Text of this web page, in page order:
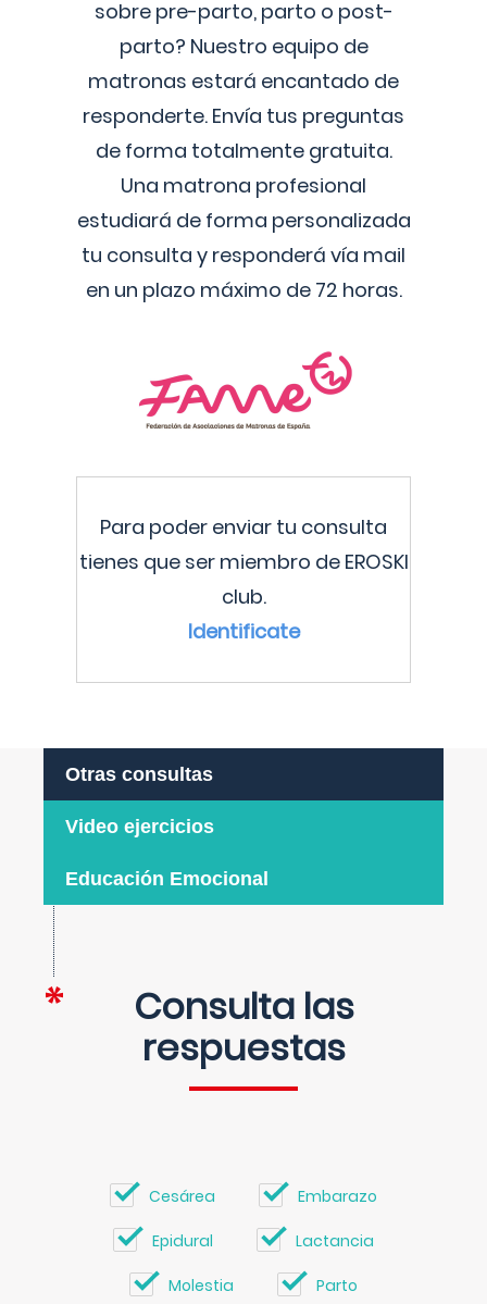
sobre pre-parto, parto o post-
parto? Nuestro equipo de
matronas estará encantado de
responderte. Envía tus preguntas
de forma totalmente gratuita.
Una matrona profesional
estudiará de forma personalizada
tu consulta y responderá vía mail
en un plazo máximo de 72 horas.
Para poder enviar tu consulta
tienes que ser miembro de EROSKI
club.
Identificate
Otras consultas
Video ejercicios
Educación Emocional
Consulta las
respuestas
Cesárea Embarazo
Epidural Lactancia
Molestia Parto